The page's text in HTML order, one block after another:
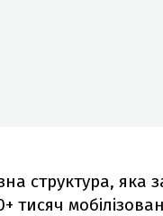
структура, яка
тисяч